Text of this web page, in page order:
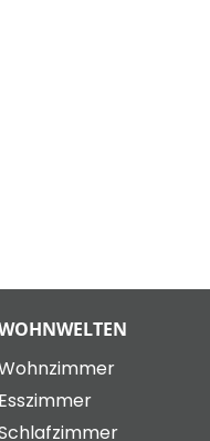
Esszimmer